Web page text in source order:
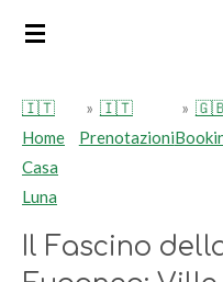
Vai
principale
🇮🇹
Home
Casa
Luna
» 🇮🇹
Prenotazioni
»
Il Fascino